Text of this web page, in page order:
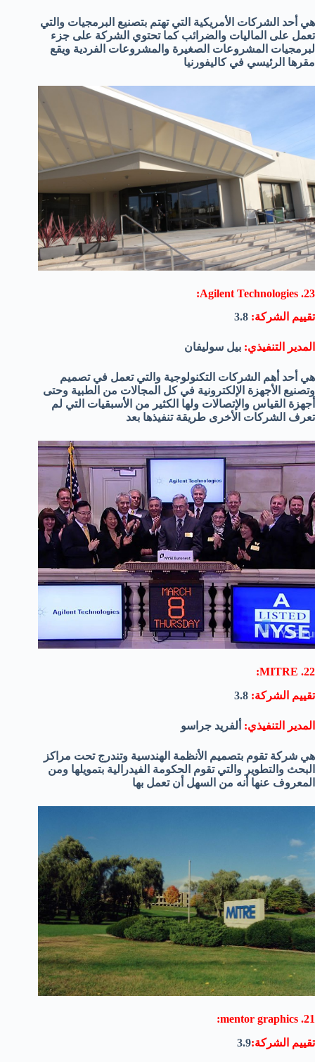
هي أحد الشركات الأمريكية التي تهتم بتصنيع البرمجيات والتي
تعمل على الماليات والضرائب كما تحتوي الشركة على جزء
لبرمجيات المشروعات الصغيرة والمشروعات الفردية ويقع
مقرها الرئيسي في كاليفورنيا
23. Agilent Technologies:
تقييم الشركة:
المدير التنفيذي: بيل سوليفان
هي أحد أهم الشركات التكنولوجية والتي تعمل في تصميم
وتصنيع الأجهزة الإلكترونية في كل المجالات من الطبية وحتى
أجهزة القياس والإتصالات ولها الكثير من الأسبقيات التي لم
تعرف الشركات الأخرى طريقة تنفيذها بعد
22. MITRE:
تقييم الشركة:
المدير التنفيذي: ألفريد جراسو
هي شركة تقوم بتصميم الأنظمة الهندسية وتندرج تحت مراكز
البحث والتطوير والتي تقوم الحكومة الفيدرالية بتمويلها ومن
المعروف عنها أنه من السهل أن تعمل بها
21. mentor graphics:
تقييم الشركة:3.9